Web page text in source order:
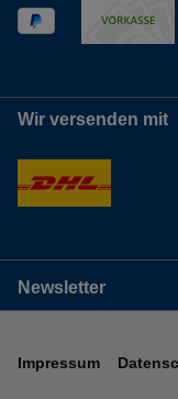
Wir versenden mit
Newsletter
Impressum